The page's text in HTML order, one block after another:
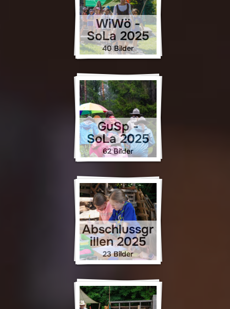
WiWö -
SoLa 2025
40 Bilder
GuSp -
SoLa 2025
62 Bilder
Abschlussgr
illen 2025
23 Bilder